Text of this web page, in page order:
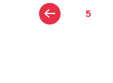
5